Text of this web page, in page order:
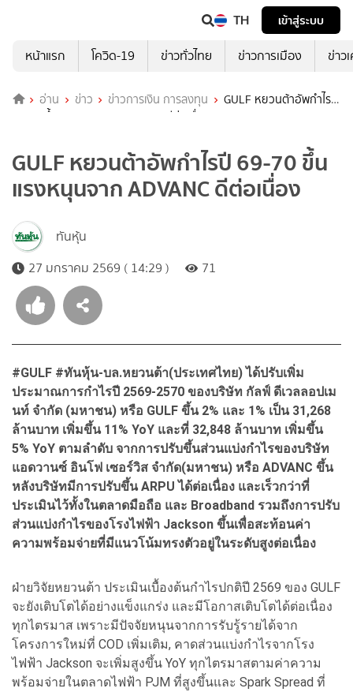
TH
เข้าสู่ระบบ
หน้าแรก
โควิด-19 ข่าวทั่วไทย ข่าวการเมือง ข่าว
อ่าน ข่าว ข่าวการเงิน การลงทุน
GULF หยวนต้าอัพกำไรปี
69-70 ขึ้น แรงหนุนจาก ADVANC ดีต่อเนื่อง
GULF หยวนต้าอัพกำไรปี 69-70 ขึ้น
แรงหนุนจาก ADVANC ดีต่อเนื่อง
ทันหุ้น
27 มกราคม 2569 ( 14:29 )
71
#GULF #ทันหุ้น-บล.หยวนต้า(ประเทศไทย) ได้ปรับเพิ่ม
ประมาณการกำไรปี 2569-2570 ของบริษัท กัลฟ์ ดีเวลลอปเม
นท์ จำกัด (มหาชน) หรือ GULF ขึ้น 2% และ 1% เป็น 31,268
ล้านบาท เพิ่มขึ้น 11% YoY และที่ 32,848 ล้านบาท เพิ่มขึ้น
5% YoY ตามลำดับ จากการปรับขึ้นส่วนแบ่งกำไรของบริษัท
แอดวานซ์ อินโฟ เซอร์วิส จำกัด(มหาชน) หรือ ADVANC ขึ้น
หลังบริษัทมีการปรับขึ้น ARPU ได้ต่อเนื่อง และเร็วกว่าที่
ประเมินไว้ทั้งในตลาดมือถือ และ Broadband รวมถึงการปรับ
ส่วนแบ่งกำไรของโรงไฟฟ้า Jackson ขึ้นเพื่อสะท้อนค่า
ความพร้อมจ่ายที่มีแนวโน้มทรงตัวอยู่ในระดับสูงต่อเนื่อง
ฝ่ายวิจัยหยวนต้า ประเมินเบื้องต้นกำไรปกติปี 2569 ของ GULF
จะยังเติบโตได้อย่างแข็งแกร่ง และมีโอกาสเติบโตได้ต่อเนื่อง
ทุกไตรมาส เพราะมีปัจจัยหนุนจากการรับรู้รายได้จาก
โครงการใหม่ที่ COD เพิ่มเติม, คาดส่วนแบ่งกำไรจากโรง
ไฟฟ้า Jackson จะเพิ่มสูงขึ้น YoY ทุกไตรมาสตามค่าความ
พร้อมจ่ายในตลาดไฟฟ้า PJM ที่สูงขึ้นและ Spark Spread ที่